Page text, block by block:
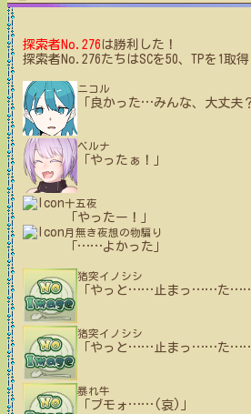
探索者No.276は勝利した！
探索者No.276たちはSCを50、TPを1取得
ニコル
「良かった…みんな、大丈夫
ベルナ
「やったぁ！」
十五夜
「やったー！」
月無き夜想の物騙り
……よかった」
猪突イノシシ
「やっと …… 止まっ ……た…
猪突イノシシ
「やっと …… 止まっ ……た…
暴れ牛
「ブモォ …… (哀)」